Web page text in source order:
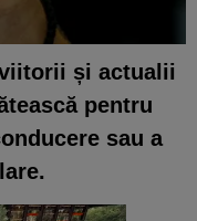
și actualii
pentru
sau a